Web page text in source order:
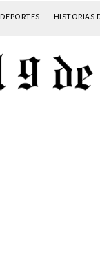
DEPORTES HISTORIAS